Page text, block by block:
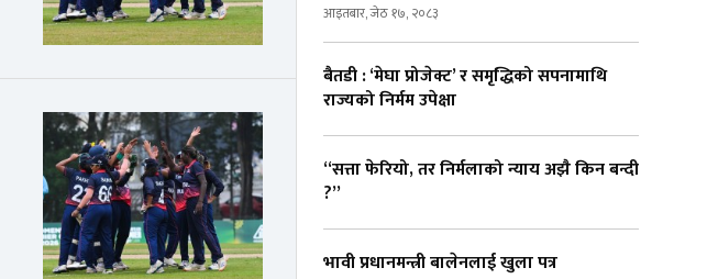
आइतबार, जेठ १७, २०८३
बैतडी : ‘मेघा प्रोजेक्ट’ र समृद्धिको सपनामाथि
राज्यको निर्मम उपेक्षा
“सत्ता फेरियो, तर निर्मलाको न्याय अझै किन बन्दी
?”
भावी प्रधानमन्त्री बालेनलाई खुला पत्र